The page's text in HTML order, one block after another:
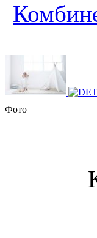
Фото